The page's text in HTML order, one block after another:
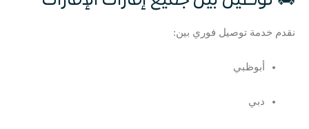
نقدم خدمة توصيل فوري بين:
أبوظبي
دبي